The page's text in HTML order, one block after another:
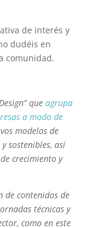
de interés y
dudéis en
comunidad.
queagrupa
a modo de
modelos de
sostenibles, así
crecimiento y
de contenidos de
técnicas y
como en este